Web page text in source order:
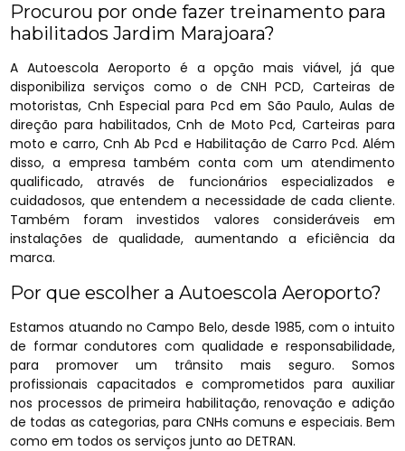
Procurou por onde fazer treinamento para
habilitados Jardim Marajoara?
A Autoescola Aeroporto é a opção mais viável, já que
disponibiliza serviços como o de CNH PCD, Carteiras de
motoristas, Cnh Especial para Pcd em São Paulo, Aulas de
direção para habilitados, Cnh de Moto Pcd, Carteiras para
moto e carro, Cnh Ab Pcd e Habilitação de Carro Pcd. Além
disso, a empresa também conta com um atendimento
qualificado, através de funcionários especializados e
cuidadosos, que entendem a necessidade de cada cliente.
Também foram investidos valores consideráveis em
instalações de qualidade, aumentando a eficiência da
marca.
Por que escolher a Autoescola Aeroporto?
Estamos atuando no Campo Belo, desde 1985, com o intuito
de formar condutores com qualidade e responsabilidade,
para promover um trânsito mais seguro. Somos
profissionais capacitados e comprometidos para auxiliar
nos processos de primeira habilitação, renovação e adição
de todas as categorias, para CNHs comuns e especiais. Bem
como em todos os serviços junto ao DETRAN.